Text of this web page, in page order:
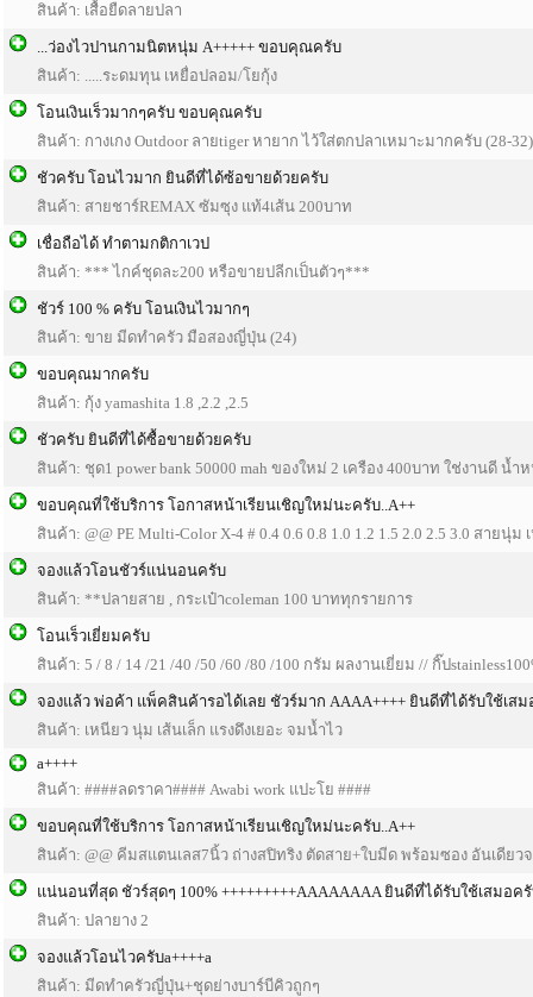
สินค้า: เสื้อยืดลายปลา
...ว่องไวปานกามนิตหนุ่ม A+++++ ขอบคุณครับ
สินค้า: .....ระดมทุน เหยื่อปลอม/โยกุ้ง
โอนเงินเร็วมากๆครับ ขอบคุณครับ
สินค้า: กางเกง Outdoor ลายtiger หายาก ไว้ใส่ตกปลาเหมาะมากครับ (28-
ชัวครับ โอนไวมาก ยินดีที่ได้ซ้อขายด้วยครับ
สินค้า: สายชาร์REMAX ซัมซุง แท้4เส้น 200บาท
เชื่อถือได้ ทำตามกติกาเวป
สินค้า: *** ไกค์ชุดละ200 หรือขายปลีกเป็นตัวๆ***
ชัวร์ 100 % ครับ โอนเงินไวมากๆ
สินค้า: ขาย มีดทำครัว มือสองญี่ปุ่น (24)
ขอบคุณมากครับ
สินค้า: กุ้ง yamashita 1.8 ,2.2 ,2.5
ชัวครับ ยินดีที่ได้ซื้อขายด้วยครับ
สินค้า: ชุด1 power bank 50000 mah ของใหม่ 2 เครือง 400บาท ใช่งานดี น้ำ
ขอบคุณที่ใช้บริการ โอกาสหน้าเรียนเชิญใหม่นะครับ..A++
สินค้า: @@ PE Multi-Color X-4 # 0.4 0.6 0.8 1.0 1.2 1.5 2.0 2.5 3.0 สายนุ่ม
จองแล้วโอนชัวร์แน่นอนครับ
สินค้า: **ปลายสาย , กระเป๋าcoleman 100 บาททุกรายการ
โอนเร็วเยี่ยมครับ
สินค้า: 5 / 8 / 14 /21 /40 /50 /60 /80 /100 กรัม ผลงานเยี่ยม // กิ๊ป
จองแล้ว พ่อค้า แพ็คสินค้ารอได้เลย ชัวร์มาก AAAA++++ ยินดีที่ได้รับใช้เส
สินค้า: เหนียว นุ่ม เส้นเล็ก แรงดึงเยอะ จมน้ำไว
a++++
สินค้า: ####ลดราคา#### Awabi work แปะโย ####
ขอบคุณที่ใช้บริการ โอกาสหน้าเรียนเชิญใหม่นะครับ..A++
สินค้า: @@ คีมสแตนเลส7นิ้ว ถ่างสปิทริง ตัดสาย+ใบมีด พร้อมซอง อันเดียว
แน่นอนที่สุด ชัวร์สุดๆ 100% +++++++++AAAAAAAA ยินดีที่ได้รับใช้เสมอค
สินค้า: ปลายาง 2
จองแล้วโอนไวครับa++++a
สินค้า: มีดทำครัวญี่ปุ่น+ชุดย่างบาร์บีคิวถูกๆ